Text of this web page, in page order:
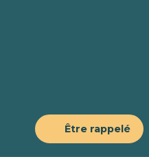
Être rappelé